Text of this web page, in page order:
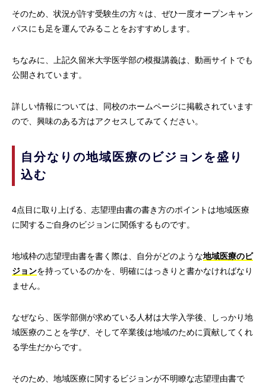
そのため、状況が許す受験生の方々は、ぜひ一度オープンキャン
パスにも足を運んでみることをおすすめします。
ちなみに、上記久留米大学医学部の模擬講義は、動画サイトでも
公開されています。
詳しい情報については、同校のホームページに掲載されています
ので、興味のある方はアクセスしてみてください。
自分なりの地域医療のビジョンを盛り
込む
4点目に取り上げる、志望理由書の書き方のポイントは地域医療
に関するご自身のビジョンに関係するものです。
地域枠の志望理由書を書く際は、自分がどのような地域医療のビ
ジョンを持っているのかを、明確にはっきりと書かなければなり
ません。
なぜなら、医学部側が求めている人材は大学入学後、しっかり地
域医療のことを学び、そして卒業後は地域のために貢献してくれ
る学生だからです。
そのため、地域医療に関するビジョンが不明瞭な志望理由書で